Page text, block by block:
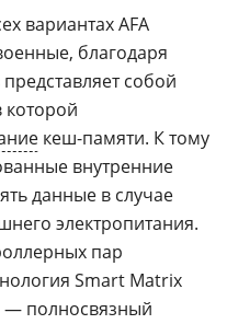
вариантах AFA
благодаря
собой
которой
кеш-памяти. К тому
внутренние
данные в случае
электропитания.
пар
Smart Matrix
— полносвязный